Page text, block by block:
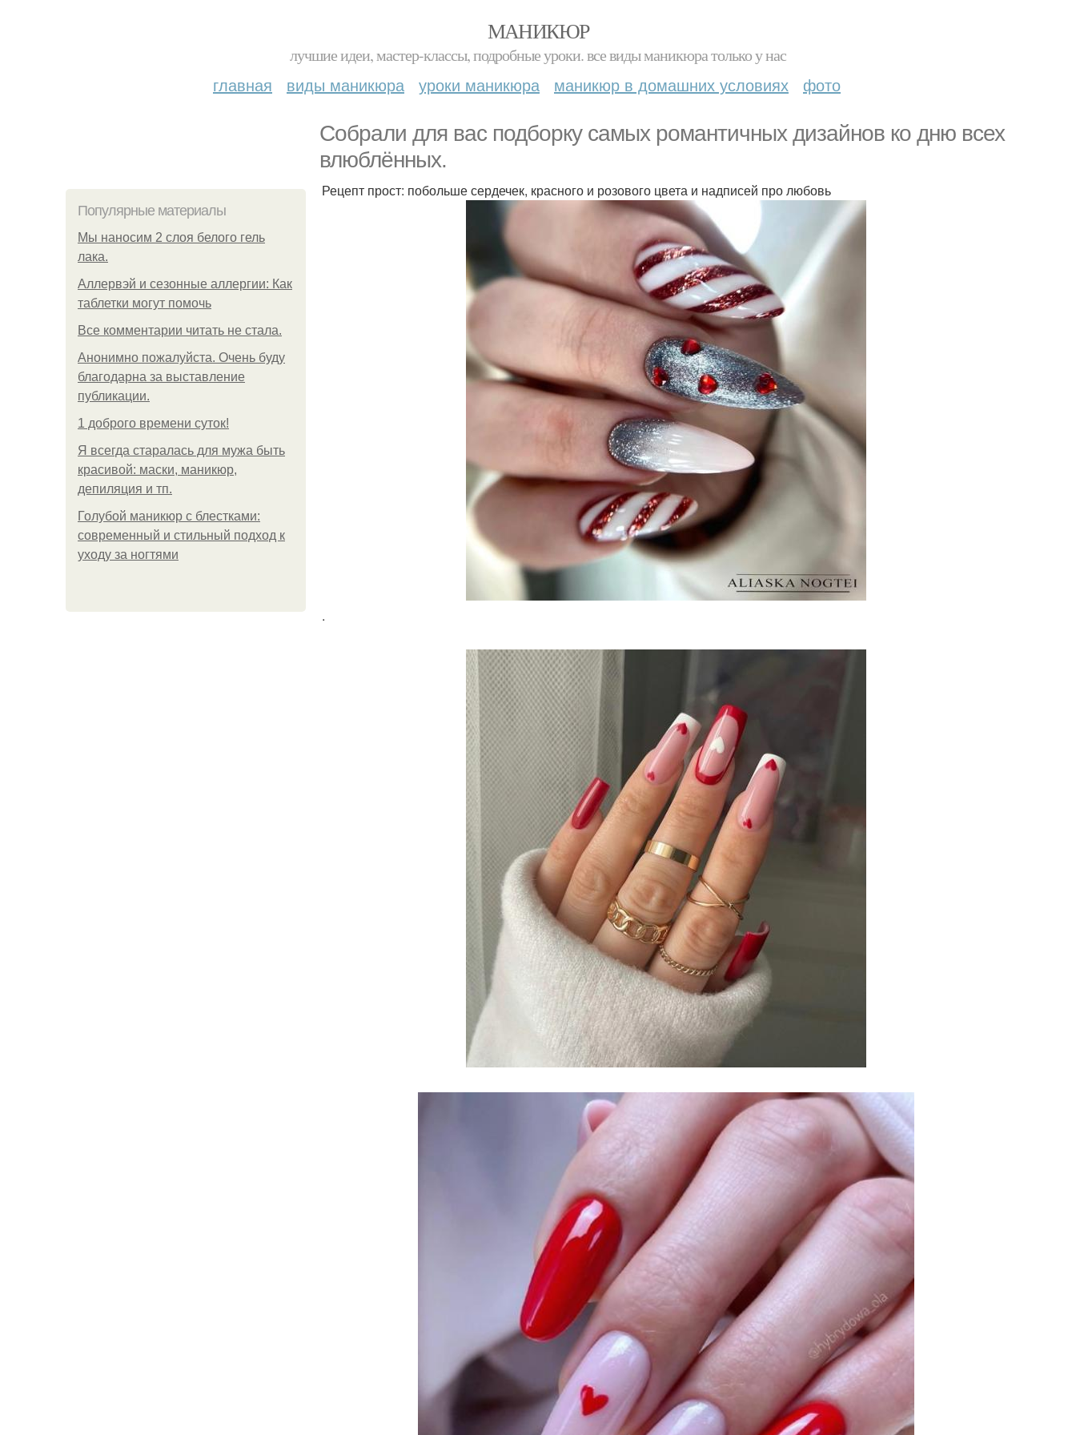
МАНИКЮР
лучшие идеи, мастер-классы, подробные уроки. все виды маникюра только у нас
главная виды маникюра уроки маникюра маникюр в домашних условиях фото
Собрали для вас подборку самых романтичных дизайнов ко дню всех
влюблённых.
Популярные материалы
Мы наносим 2 слоя белого гель
лака.
Аллервэй и сезонные аллергии: Как
таблетки могут помочь
Все комментарии читать не стала.
Анонимно пожалуйста. Очень буду
благодарна за выставление
публикации.
1 доброго времени суток!
Я всегда старалась для мужа быть
красивой: маски, маникюр,
депиляция и тп.
Голубой маникюр с блестками:
современный и стильный подход к
уходу за ногтями
Рецепт прост: побольше сердечек, красного и розового цвета и надписей про любовь
.